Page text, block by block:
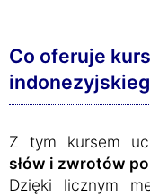
Co oferuje
Z tym kursem
słów i zwrotów
Dzięki licznym